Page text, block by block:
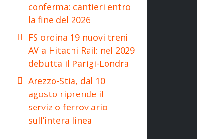
conferma: cantieri entro
la fine del 2026
FS ordina 19 nuovi treni
AV a Hitachi Rail: nel 2029
debutta il Parigi-Londra
Arezzo-Stia, dal 10
agosto riprende il
servizio ferroviario
sull’intera linea